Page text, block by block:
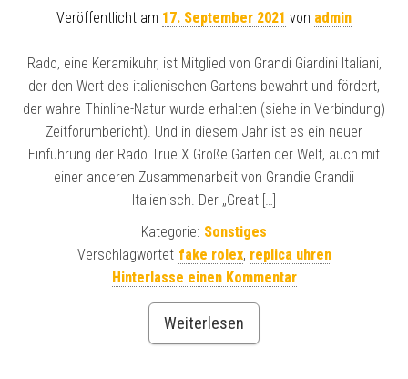
Veröffentlicht am 17. September 2021 von admin
Rado, eine Keramikuhr, ist Mitglied von Grandi Giardini Italiani,
der den Wert des italienischen Gartens bewahrt und fördert,
der wahre Thinline-Natur wurde erhalten (siehe in Verbindung)
Zeitforumbericht). Und in diesem Jahr ist es ein neuer
Einführung der Rado True X Große Gärten der Welt, auch mit
einer anderen Zusammenarbeit von Grandie Grandii
Italienisch. Der „Great […]
Kategorie: Sonstiges
Verschlagwortet fake rolex, replica uhren
Hinterlasse einen Kommentar
Weiterlesen